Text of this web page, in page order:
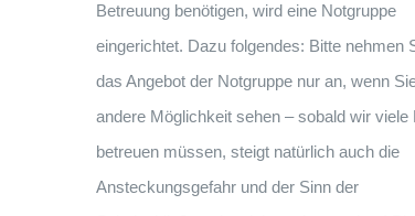
Betreuung benötigen, wird eine Notgruppe
eingerichtet. Dazu folgendes: Bitte nehmen
das Angebot der Notgruppe nur an, wenn
andere Möglichkeit sehen – sobald wir viele
betreuen müssen, steigt natürlich auch die
Ansteckungsgefahr und der Sinn der